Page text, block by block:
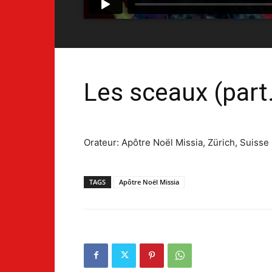
Les sceaux
Orateur: Apôtre Noël Missia, Zürich, Suisse
TAGS Apôtre Noël Missia